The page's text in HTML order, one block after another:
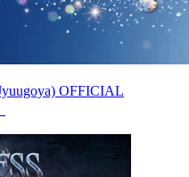
OFFICIAL